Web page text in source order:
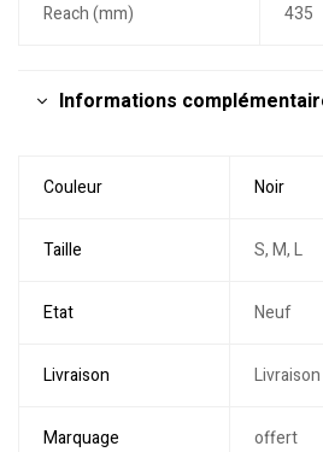
Reach (mm) 435
Informations
Couleur Noir
Taille S, M, L
Etat Neuf
Livraison
Marquage offert